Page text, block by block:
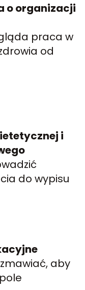
o organizacji
praca w
od
i
do wypisu
aby